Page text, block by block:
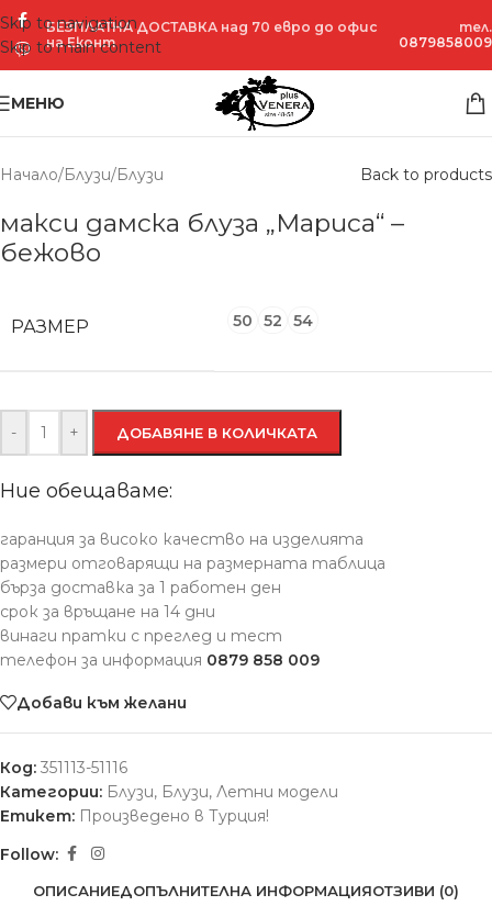
Skip to navigation
Skip to main content
БЕЗПЛАТНА ДОСТАВКА над 70 евро до офис
на Еконт
тел.
0879858009
МЕНЮ
ПРО
ДАД
ЕНО
Начало/Блузи/Блузи Back to products
макси дамска блуза „Мариса“ –
бежово
РАЗМЕР 50 52 54
- + ДОБАВЯНЕ В КОЛИЧКАТА
Ние обещаваме:
гаранция за високо качество на изделията
размери отговарящи на размерната таблица
бърза доставка за 1 работен ден
срок за връщане на 14 дни
винаги пратки с преглед и тест
телефон за информация 0879 858 009
Добави към желани
Код: 351113-51116
Категории: Блузи, Блузи, Летни модели
Етикет: Произведено в Турция!
Follow:
ОПИСАНИЕДОПЪЛНИТЕЛНА ИНФОРМАЦИЯОТЗИВИ (0)